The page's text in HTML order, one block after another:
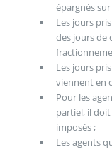
épargnés
Les jours
des jours de
Les jours
viennent en
Pour les
partiel, il
imposés ;
Les agents